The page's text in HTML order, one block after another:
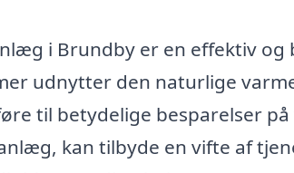
i Brundby er en effektiv
udnytter den naturlige
til betydelige besparelser
kan tilbyde en vifte af